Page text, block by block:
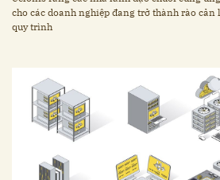
cho các doanh nghiệp đang trở thành rào cản
quy trình